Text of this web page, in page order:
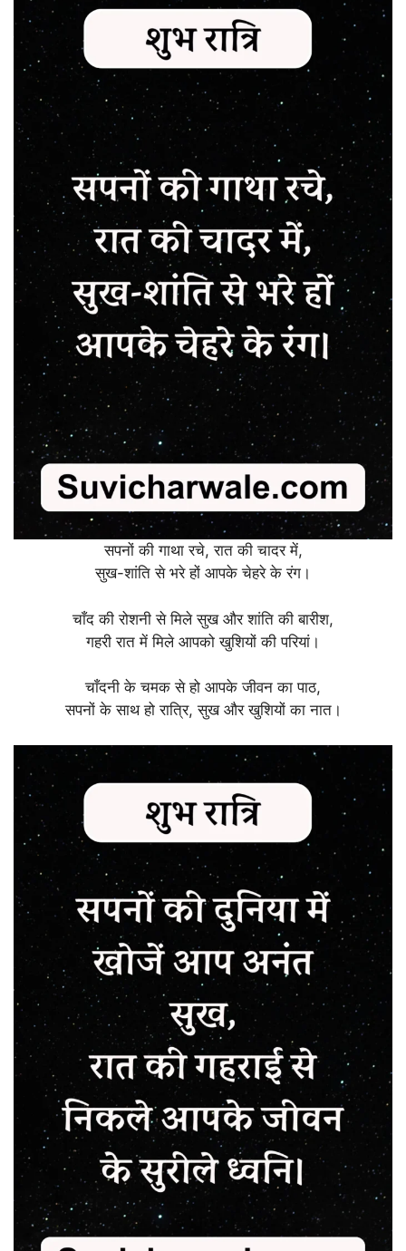
सपनों की गाथा रचे, रात की चादर में,
सुख-शांति से भरे हों आपके चेहरे के रंग।
चाँद की रोशनी से मिले सुख और शांति की बारीश,
गहरी रात में मिले आपको खुशियों की परियां।
चाँदनी के चमक से हो आपके जीवन का पाठ,
सपनों के साथ हो रात्रि, सुख और खुशियों का नात।